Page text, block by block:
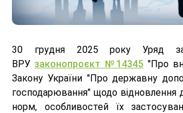
30 грудня 2025 року Уряд
ВРУзаконопроєкт №14345 "Про
Закону України "Про державну
господарювання" щодо відновлення
норм, особливостей їх